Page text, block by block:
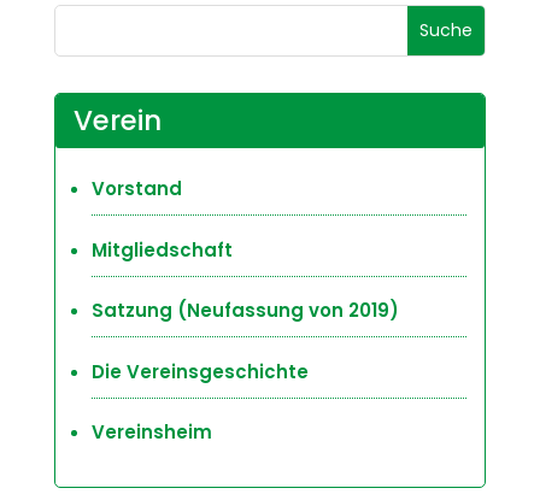
Verein
Vorstand
Mitgliedschaft
Satzung (Neufassung von 2019)
Die Vereinsgeschichte
Vereinsheim